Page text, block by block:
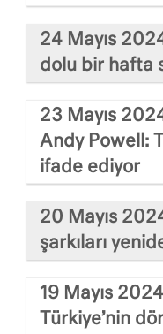
24 Mayıs
dolu bir hafta
23 Mayıs
Andy Powell:
ifade ediyor
20 Mayıs
şarkıları
19 Mayıs
Türkiye’nin